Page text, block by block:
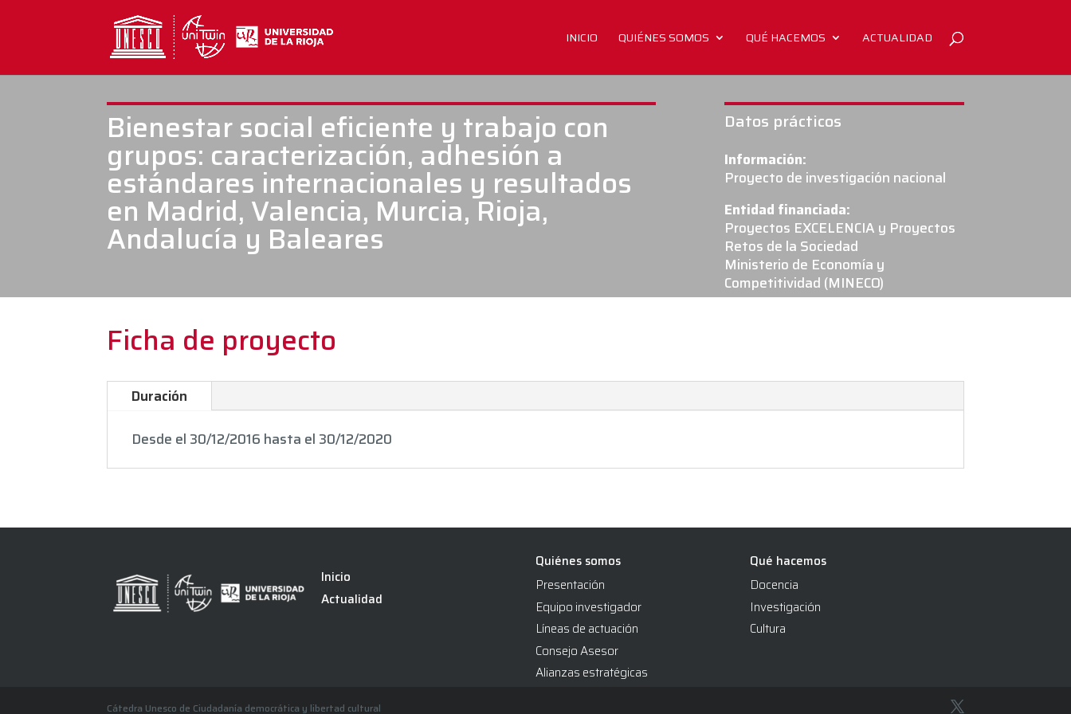
INICIO QUIÉNES SOMOS QUÉ HACEMOS ACTUALIDAD
Bienestar social eficiente y trabajo con
grupos: caracterización, adhesión a
estándares internacionales y resultados
en Madrid, Valencia, Murcia, Rioja,
Andalucía y Baleares
Datos prácticos
Información:
Proyecto de investigación nacional
Entidad financiada:
Proyectos EXCELENCIA y Proyectos
Retos de la Sociedad
Ministerio de Economía y
Competitividad (MINECO)
Ficha de proyecto
Duración
Desde el 30/12/2016 hasta el 30/12/2020
Inicio
Actualidad
Quiénes somos
Presentación
Equipo investigador
Líneas de actuación
Consejo Asesor
Alianzas estratégicas
Qué hacemos
Docencia
Investigación
Cultura
Cátedra Unesco de Ciudadanía democrática y libertad cultural